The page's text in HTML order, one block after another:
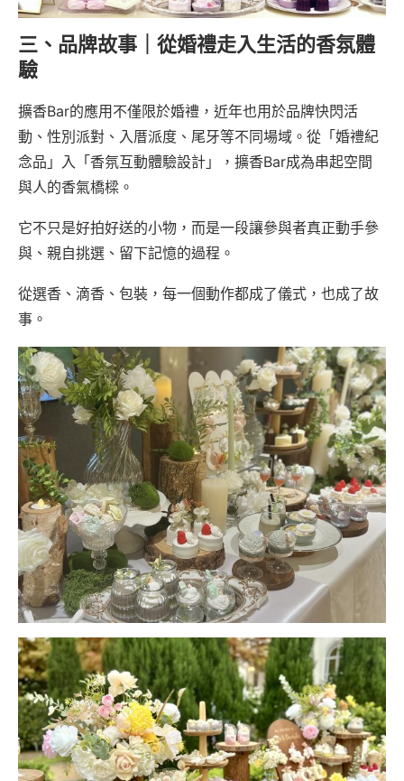
三、品牌故事｜從婚禮走入生活的香氛體
驗
擴香Bar的應用不僅限於婚禮，近年也用於品牌快閃活
動、性別派對、入厝派度、尾牙等不同場域。從「婚禮紀
念品」入「香氛互動體驗設計」，擴香Bar成為串起空間
與人的香氣橋樑。
它不只是好拍好送的小物，而是一段讓參與者真正動手參
與、親自挑選、留下記憶的過程。
從選香、滴香、包裝，每一個動作都成了儀式，也成了故
事。